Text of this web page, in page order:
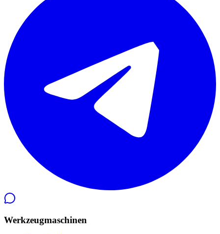
Werkzeugmaschinen